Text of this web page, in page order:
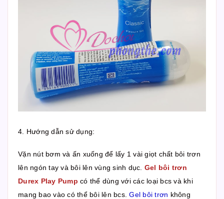
4. Hướng dẫn sử dụng:
Vặn nút bơm và ấn xuống để lấy 1 vài giọt chất bôi trơn
lên ngón tay và bôi lên vùng sinh dục. Gel bôi trơn
Durex Play Pump có thể dùng với các loại bcs và khi
mang bao vào có thể bôi lên bcs. Gel bôi trơn không